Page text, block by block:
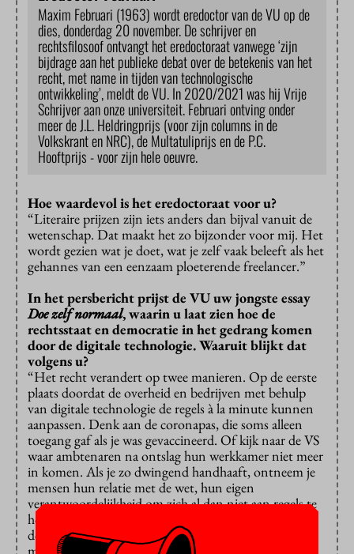
Maxim Februari (1963) wordt eredoctor van de VU op de
dies, donderdag 20 november. De schrijver en
rechtsfilosoof ontvangt het eredoctoraat vanwege ‘zijn
bijdrage aan het publieke debat over de betekenis van het
recht, met name in tijden van technologische
ontwikkeling’, meldt de VU. In 2020/2021 was hij Vrije
Schrijver aan onze universiteit. Februari ontving onder
meer de J.L. Heldringprijs (voor zijn columns in de
Volkskrant en NRC), de Multatuliprijs en de P.C.
Hooftprijs - voor zijn hele oeuvre.
Hoe waardevol is het eredoctoraat voor u?
“Literaire prijzen zijn iets anders dan bijval vanuit de
wetenschap. Dat maakt het zo bijzonder voor mij. Het
wordt gezien wat je doet, wat je zelf vaak beleeft als het
gehannes van een eenzaam ploeterende freelancer.”
In het persbericht prijst de VU uw jongste essay
Doe zelf normaal, waarin u laat zien hoe de
rechtsstaat en democratie in het gedrang komen
door de digitale technologie. Waaruit blijkt dat
volgens u?
“Het recht verandert op twee manieren. Op de eerste
plaats doordat de overheid en bedrijven met behulp
van digitale technologie de regels à la minute kunnen
aanpassen. Denk aan de coronapas, die soms alleen
toegang gaf als je was gevaccineerd. Of kijk naar de VS
waar ambtenaren na ontslag hun werkkamer niet meer
in komen. Als je zo dwingend handhaaft, ontneem je
mensen hun relatie met de wet, hun eigen
verantwoordelijkheid om zich al dan niet aan regels te
houden. Op de tweede plaats verandert het recht
doordat we niet meer kijken naar het gedrag van